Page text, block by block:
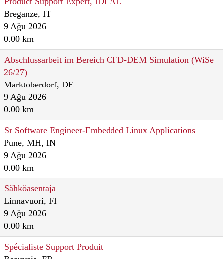
Breganze, IT
9 Ağu 2026
0.00 km
Abschlussarbeit im Bereich CFD-DEM Simulation (WiSe
26/27)
Marktoberdorf, DE
9 Ağu 2026
0.00 km
Sr Software Engineer-Embedded Linux Applications
Pune, MH, IN
9 Ağu 2026
0.00 km
Sähköasentaja
Linnavuori, FI
9 Ağu 2026
0.00 km
Spécialiste Support Produit